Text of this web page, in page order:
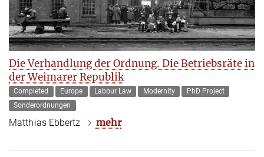
Die Verhandlung der Ordnung. Die Betriebsräte in
der Weimarer Republik
Completed Europe Labour Law Modernity
PhD Project
Sonderordnungen
Matthias Ebbertz mehr